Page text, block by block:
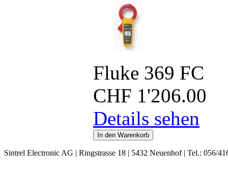
Fluke 369 FC
CHF 1'206.00
Details sehen
Sintrel Electronic AG | Ringstrasse 18 | 5432 Neuenhof | Tel.: 056/